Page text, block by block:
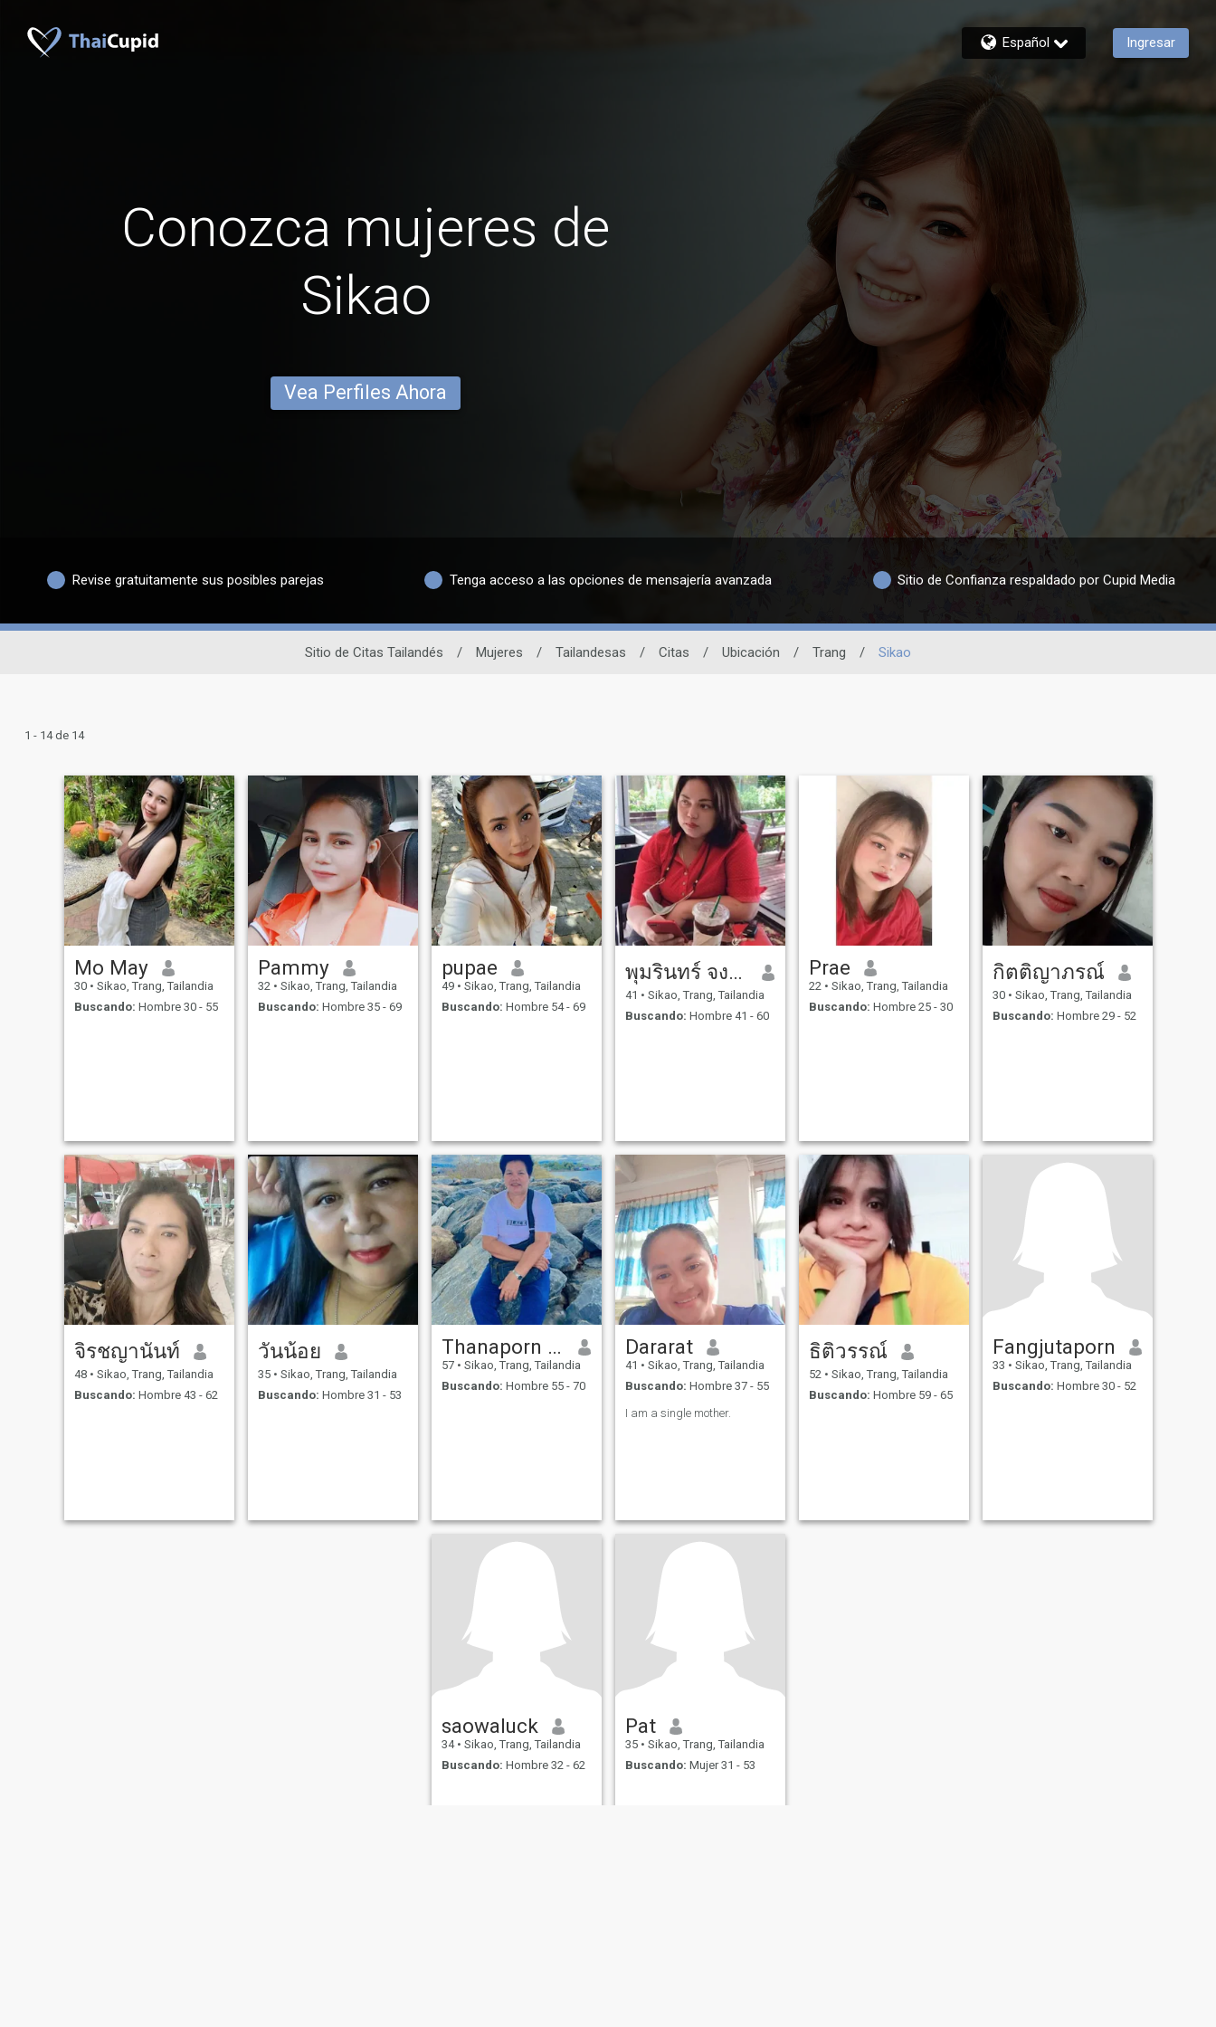
Español Ingresar
Conozca mujeres de
Sikao
Vea Perfiles Ahora
Revise gratuitamente sus posibles parejas Tenga acceso a las opciones de mensajería avanzada Sitio de Confianza respaldado por Cupid Media
Sitio de Citas Tailandés / Mujeres / Tailandesas / Citas / Ubicación / Trang / Sikao
1 - 14 de 14
Mo May
30 • Sikao, Trang, Tailandia
Buscando: Hombre 30 - 55
Pammy
32 • Sikao, Trang, Tailandia
Buscando: Hombre 35 - 69
pupae
49 • Sikao, Trang, Tailandia
Buscando: Hombre 54 - 69
พุมรินทร์ จงริน
41 • Sikao, Trang, Tailandia
Buscando: Hombre 41 - 60
Prae
22 • Sikao, Trang, Tailandia
Buscando: Hombre 25 - 30
กิตติญาภรณ์
30 • Sikao, Trang, Tailandia
Buscando: Hombre 29 - 52
จิรชญานันท์
48 • Sikao, Trang, Tailandia
Buscando: Hombre 43 - 62
วันน้อย
35 • Sikao, Trang, Tailandia
Buscando: Hombre 31 - 53
Thanaporn Mai
57 • Sikao, Trang, Tailandia
Buscando: Hombre 55 - 70
Dararat
41 • Sikao, Trang, Tailandia
Buscando: Hombre 37 - 55
I am a single mother.
ธิติวรรณ์
52 • Sikao, Trang, Tailandia
Buscando: Hombre 59 - 65
Fangjutaporn
33 • Sikao, Trang, Tailandia
Buscando: Hombre 30 - 52
saowaluck
34 • Sikao, Trang, Tailandia
Buscando: Hombre 32 - 62
Pat
35 • Sikao, Trang, Tailandia
Buscando: Mujer 31 - 53